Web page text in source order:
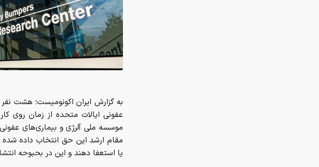
عفونی ایالات متحده از زمان روی
موسسه ملی آلرژی و بیماری‌های
مقام ارشد این حق انتخاب داده شده
یا استعفا دهند و این در بحبوحه